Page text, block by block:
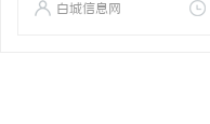
白城信息网